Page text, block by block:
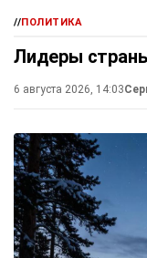
//ПОЛИТИКА
Лидеры
6 августа 2026, 14:03